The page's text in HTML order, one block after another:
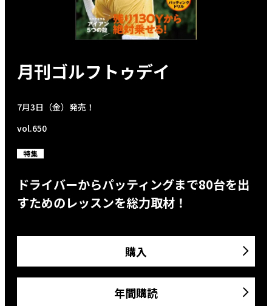
月刊ゴルフトゥデイ
7月3日（金）発売！
vol.650
特集
ドライバーからパッティングまで80台を出
すためのレッスンを総力取材！
購入
年間購読